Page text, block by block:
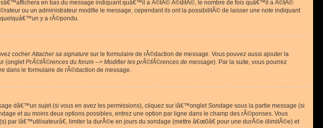
en bas du message indiquant quâ€™il a Ã©tÃ© Ã©ditÃ©, le nombre de fois quâ€™il a Ã©tÃ©
ou un administrateur modifie le message, cependant ils ont la possibilitÃ© de laisser une note indiquant
y a rÃ©pondu.
cocherAttacher sa signature sur le formulaire de rÃ©daction de message. Vous pouvez aussi ajouter la
(ongletPrÃ©fÃ©rences du forum --> Modifier les prÃ©fÃ©rences de message). Par la suite, vous pourrez
dans le formulaire de rÃ©daction de message.
dâ€™un sujet (si vous en avez les permissions), cliquez sur lâ€™ongletSondage sous la partie message (si
et au moins deux options possibles, entrez une option par ligne dans le champ des rÃ©ponses. Vous
lâ€™utilisateurâ€, limiter la durÃ©e en jours du sondage (mettre â€œ0â€ pour une durÃ©e illimitÃ©e) et